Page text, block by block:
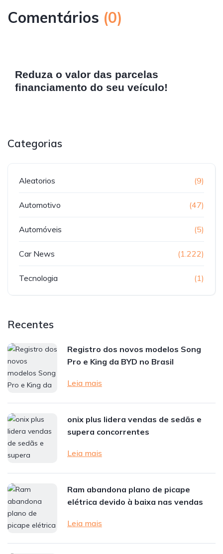
Comentários (0)
Reduza o valor das parcelas
financiamento do seu veículo!
Categorias
Aleatorios (9)
Automotivo (47)
Automóveis (5)
Car News (1.222)
Tecnologia (1)
Recentes
Registro dos novos modelos Song
Pro e King da BYD no Brasil
Leia mais
onix plus lidera vendas de sedãs e
supera concorrentes
Leia mais
Ram abandona plano de picape
elétrica devido à baixa nas vendas
Leia mais